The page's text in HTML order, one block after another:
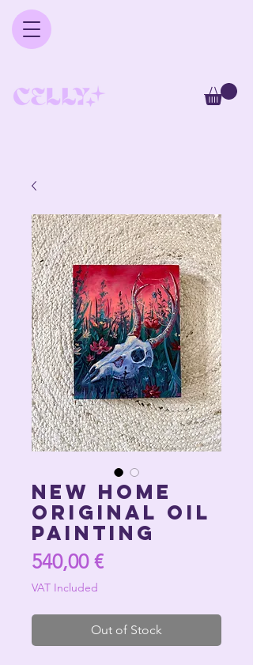
NEW HOME
Original Oil
Painting
540,00 €Price
VAT Included
Out of Stock